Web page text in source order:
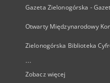
Gazeta Zielonogórska -
Otwarty Międzynarodowy
Zielonogórska Biblioteka
...
Zobacz więcej